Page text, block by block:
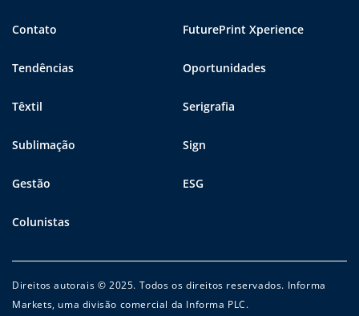
Contato FuturePrint Xperience
Tendências Oportunidades
Têxtil Serigrafia
Sublimação Sign
Gestão ESG
Colunistas
Direitos autorais © 2025. Todos os direitos reservados. Informa
Markets, uma divisão comercial da Informa PLC.